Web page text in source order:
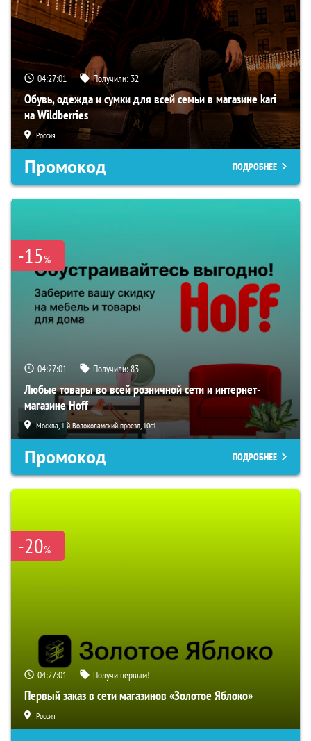
04:27:00 Получили: 32
Обувь, одежда и сумки для всей семьи в магазине kari
на Wildberries
Россия
Промокод ПОДРОБНЕЕ
-15%
04:27:00 Получили:83
Любые товары во всей розничной сети и интернет-
магазине Hoff
Москва, 1-й Волоколамский проезд, 10с1
Промокод ПОДРОБНЕЕ
-20%
04:27:00 Получи первым!
Первый заказ в сети магазинов «Золотое Яблоко»
Россия